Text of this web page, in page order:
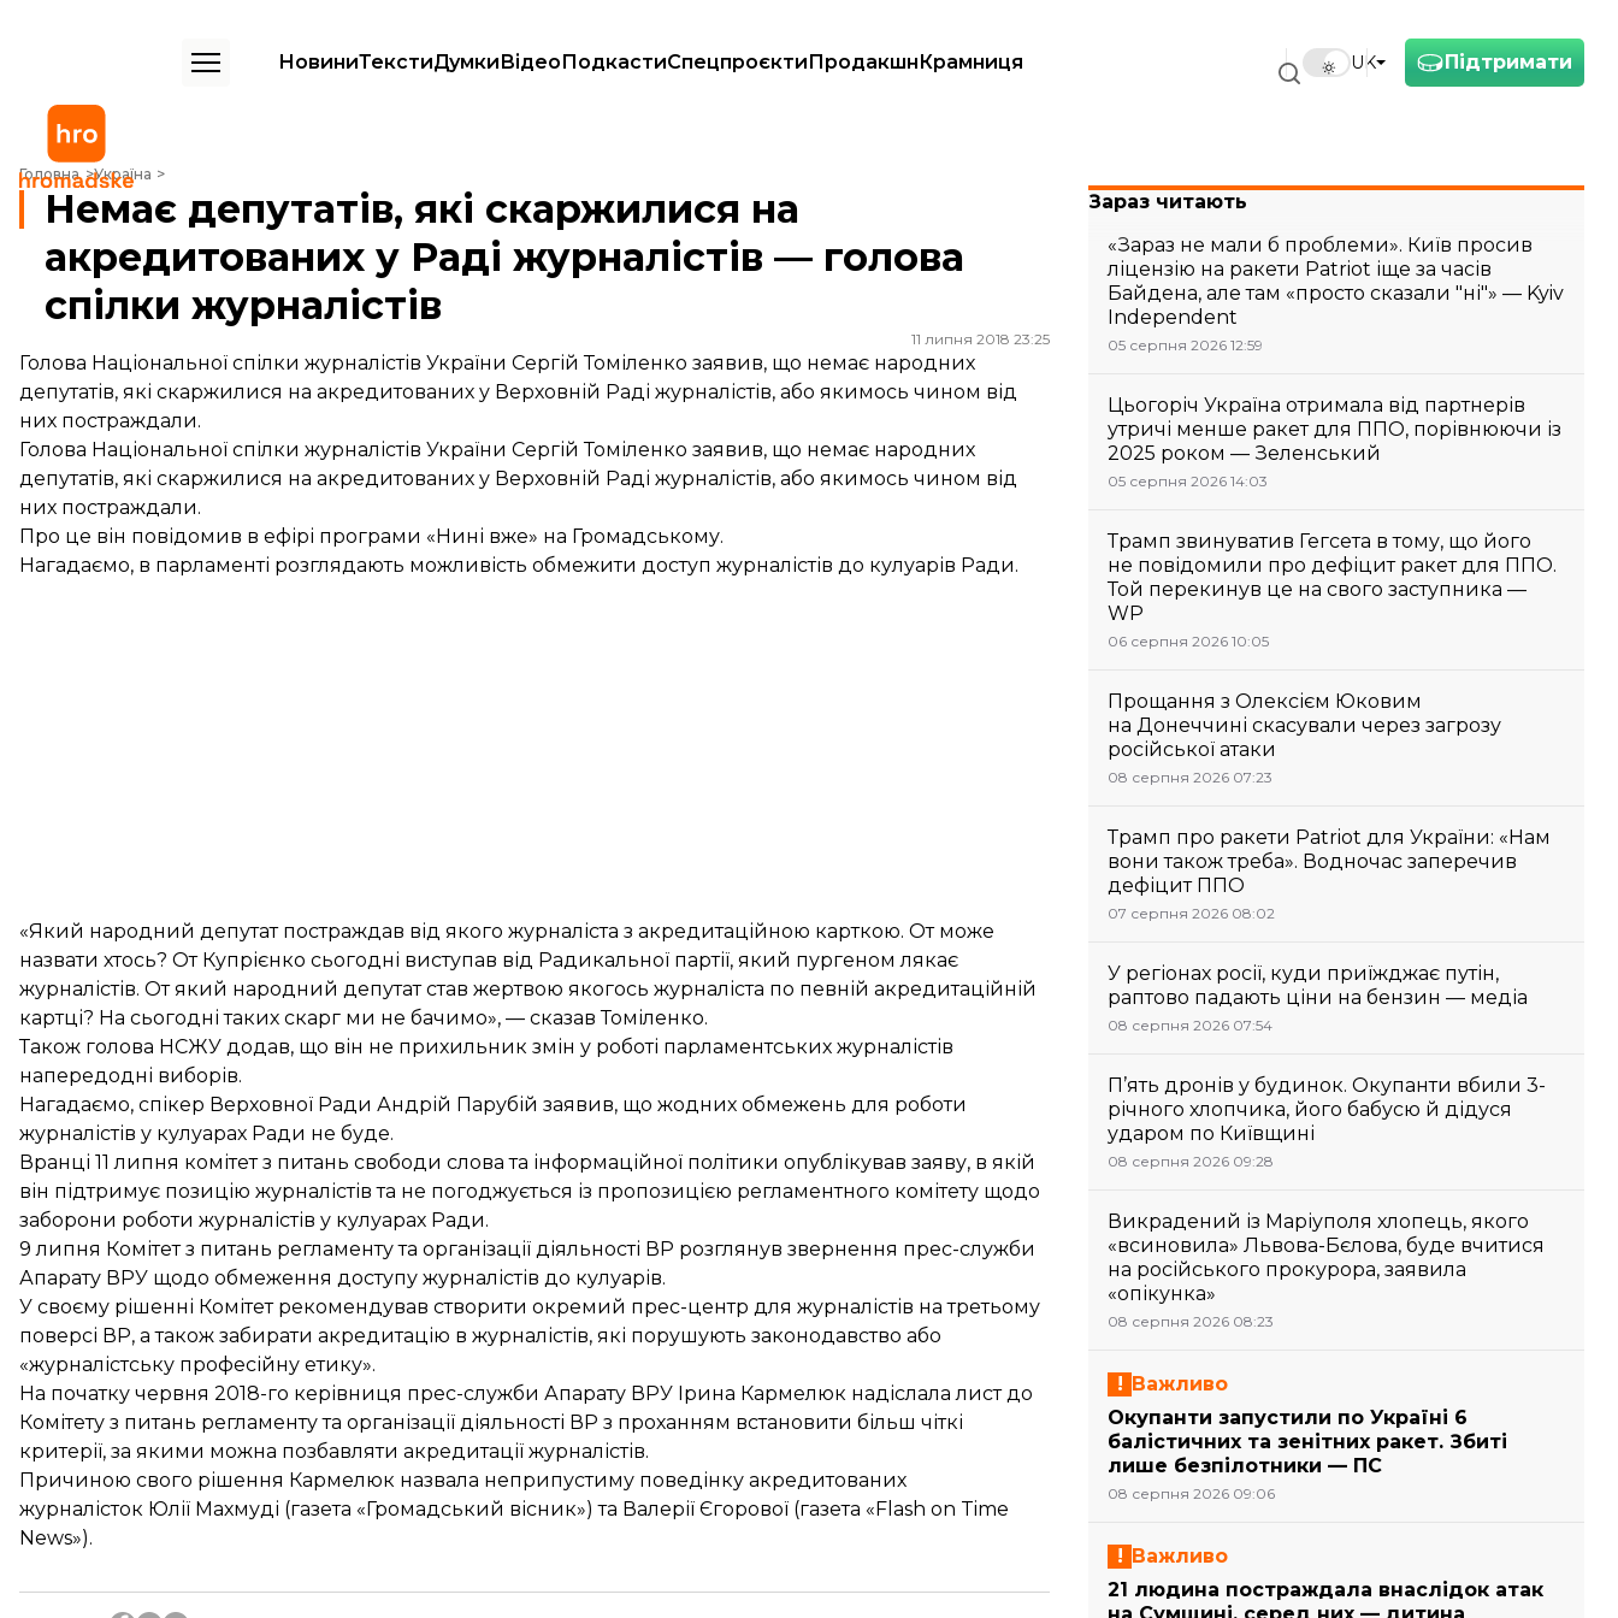
Підтримати
UK
НовиниТекстиДумкиВідеоПодкастиСпецпроєктиПродакшнКрамниця
Головна Україна
Немає депутатів, які скаржилися на акредитованих у Раді журналістів — голова спілки журналістів
Немає депутатів, які скаржилися на
акредитованих у Раді журналістів — голова
спілки журналістів
11 липня 2018 23:25
Голова Національної спілки журналістів України Сергій Томіленко заявив, що немає народних
депутатів, які скаржилися на акредитованих у Верховній Раді журналістів, або якимось чином від
них постраждали.
Голова Національної спілки журналістів України Сергій Томіленко заявив, що немає народних
депутатів, які скаржилися на акредитованих у Верховній Раді журналістів, або якимось чином від
них постраждали.
Про це він повідомив в ефірі програми «Нині вже» на Громадському.
Нагадаємо, в парламенті розглядають можливість обмежити доступ журналістів до кулуарів Ради.
«Який народний депутат постраждав від якого журналіста з акредитаційною карткою. От може
назвати хтось? От Купрієнко сьогодні виступав від Радикальної партії, який пургеном лякає
журналістів. От який народний депутат став жертвою якогось журналіста по певній акредитаційній
картці? На сьогодні таких скарг ми не бачимо», — сказав Томіленко.
Також голова НСЖУ додав, що він не прихильник змін у роботі парламентських журналістів
напередодні виборів.
Нагадаємо, спікер Верховної Ради Андрій Парубій заявив, що жодних обмежень для роботи
журналістів у кулуарах Ради не буде.
Вранці 11 липня комітет з питань свободи слова та інформаційної політики опублікував заяву, в якій
він підтримує позицію журналістів та не погоджується із пропозицією регламентного комітету щодо
заборони роботи журналістів у кулуарах Ради.
9 липня Комітет з питань регламенту та організації діяльності ВР розглянув звернення прес-служби
Апарату ВРУ щодо обмеження доступу журналістів до кулуарів.
У своєму рішенні Комітет рекомендував створити окремий прес-центр для журналістів на третьому
поверсі ВР, а також забирати акредитацію в журналістів, які порушують законодавство або
«журналістську професійну етику».
На початку червня 2018-го керівниця прес-служби Апарату ВРУ Ірина Кармелюк надіслала лист до
Комітету з питань регламенту та організації діяльності ВР з проханням встановити більш чіткі
критерії, за якими можна позбавляти акредитації журналістів.
Причиною свого рішення Кармелюк назвала неприпустиму поведінку акредитованих
журналісток Юлії Махмуді (газета «Громадський вісник») та Валерії Єгорової (газета «Flash on Time
News»).
Зараз читають
«Зараз не мали б проблеми». Київ просив
ліцензію на ракети Patriot іще за часів
Байдена, але там «просто сказали "ні"» — Kyiv
Independent
05 серпня 2026 12:59
Цьогоріч Україна отримала від партнерів
утричі менше ракет для ППО, порівнюючи із
2025 роком — Зеленський
05 серпня 2026 14:03
Трамп звинуватив Гегсета в тому, що його
не повідомили про дефіцит ракет для ППО.
Той перекинув це на свого заступника —
WP
06 серпня 2026 10:05
Прощання з Олексієм Юковим
на Донеччині скасували через загрозу
російської атаки
08 серпня 2026 07:23
Трамп про ракети Patriot для України: «Нам
вони також треба». Водночас заперечив
дефіцит ППО
07 серпня 2026 08:02
У регіонах росії, куди приїжджає путін,
раптово падають ціни на бензин — медіа
08 серпня 2026 07:54
П’ять дронів у будинок. Окупанти вбили 3-
річного хлопчика, його бабусю й дідуся
ударом по Київщині
08 серпня 2026 09:28
Викрадений із Маріуполя хлопець, якого
«всиновила» Львова-Бєлова, буде вчитися
на російського прокурора, заявила
«опікунка»
08 серпня 2026 08:23
Важливо
Окупанти запустили по Україні 6
балістичних та зенітних ракет. Збиті
лише безпілотники — ПС
08 серпня 2026 09:06
Важливо
21 людина постраждала внаслідок атак